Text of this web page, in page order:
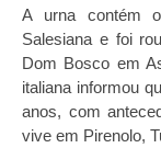
A urna contém
Salesiana e foi
Dom Bosco em
italiana informou
anos, com
vive em Pirenolo,